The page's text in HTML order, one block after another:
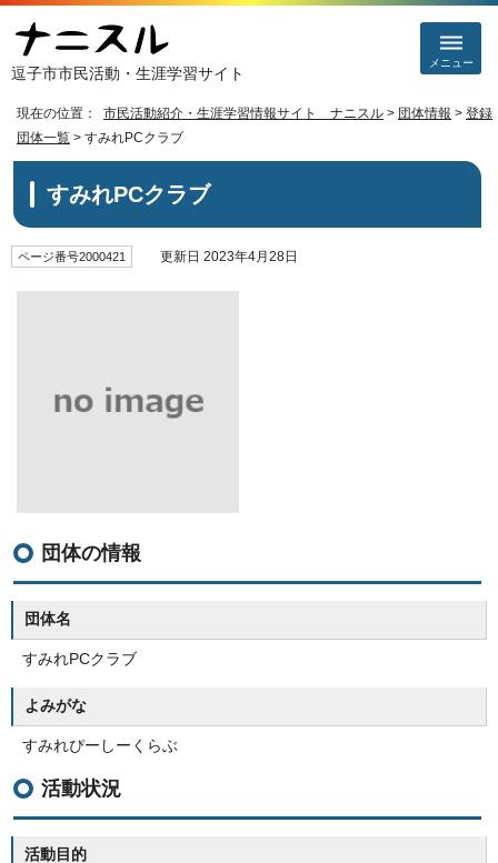
逗子市市民活動・生涯学習サイト
メニュー
現在の位置： 市民活動紹介・生涯学習情報サイト ナニスル > 団体情報 > 登録
団体一覧 > すみれPCクラブ
すみれPCクラブ
ページ番号2000421 更新日 2023年4月28日
団体の情報
団体名
すみれPCクラブ
よみがな
すみれぴーしーくらぶ
活動状況
活動目的